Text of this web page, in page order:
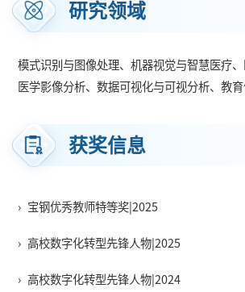
二等奖（排1），湖南省计算机学会科学技术
中国科技产业化促进会科技产业化二等奖（排
明奖二等奖等
。 2016
年获国家留学基金委公
为访问学者到美国进行为期一年公派出国留学
研究领域
模式识别与图像处理、机器视觉与智慧医疗
医学影像分析、数据可视化与可视分析、教
获奖信息
› 宝钢优秀教师特等奖|2025
› 高校数字化转型先锋人物|2025
› 高校数字化转型先锋人物|2024